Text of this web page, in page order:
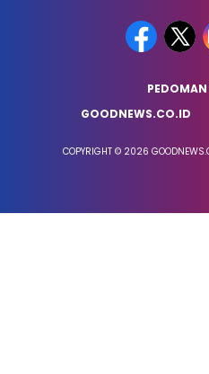
PEDOMAN
GOODNEWS.CO.ID
COPYRIGHT © 2026